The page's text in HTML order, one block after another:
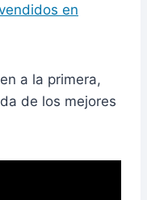
en
a la primera,
de los mejores